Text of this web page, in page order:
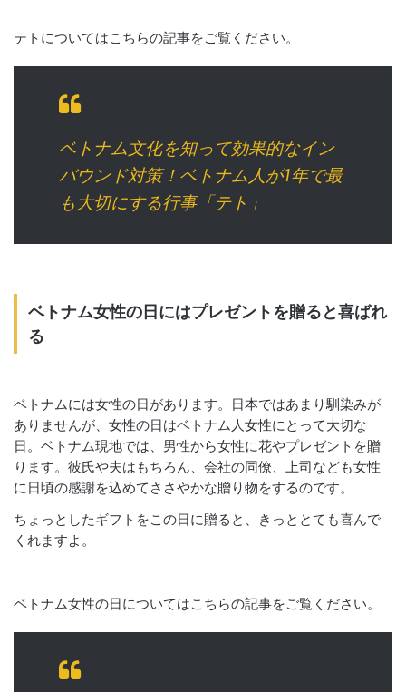
テトについてはこちらの記事をご覧ください。
ベトナム文化を知って効果的なイン
バウンド対策！ベトナム人が1年で最
も大切にする行事「テト」
ベトナム女性の日にはプレゼントを贈ると喜ばれ
る
ベトナムには女性の日があります。日本ではあまり馴染みが
ありませんが、女性の日はベトナム人女性にとって大切な
日。ベトナム現地では、男性から女性に花やプレゼントを贈
ります。彼氏や夫はもちろん、会社の同僚、上司なども女性
に日頃の感謝を込めてささやかな贈り物をするのです。
ちょっとしたギフトをこの日に贈ると、きっととても喜んで
くれますよ。
ベトナム女性の日についてはこちらの記事をご覧ください。